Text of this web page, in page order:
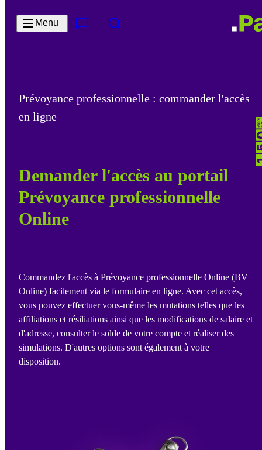
Menu
Prévoyance professionnelle : commander l'accès
en ligne
Demander l'accès au portail
Prévoyance professionnelle
Online
Commandez l'accès à Prévoyance professionnelle Online (BV
Online) facilement via le formulaire en ligne. Avec cet accès,
vous pouvez effectuer vous-même les mutations telles que les
affiliations et résiliations ainsi que les modifications de salaire et
d'adresse, consulter le solde de votre compte et réaliser des
simulations. D'autres options sont également à votre
disposition.